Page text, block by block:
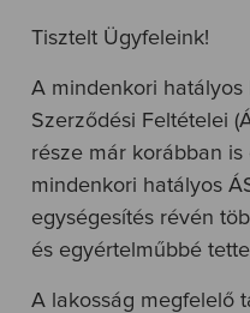
Tisztelt Ügyfeleink!
A mindenkori hatályos
Szerződési Feltételei
része már korábban
mindenkori hatályos
egységesítés révén
és egyértelműbbé
A lakosság megfelelő